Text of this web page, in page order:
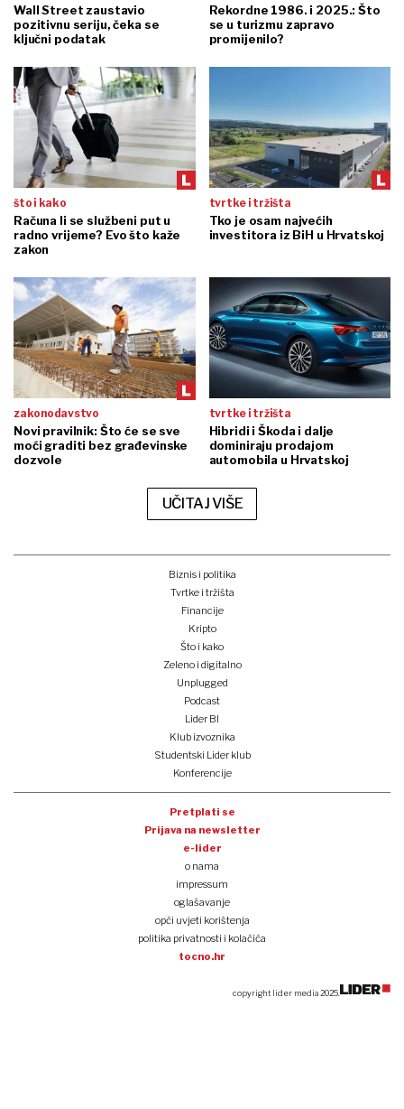
Wall Street zaustavio
pozitivnu seriju, čeka se
ključni podatak
Rekordne 1986. i 2025.: Što
se u turizmu zapravo
promijenilo?
što i kako
Računa li se službeni put u
radno vrijeme? Evo što kaže
zakon
tvrtke i tržišta
Tko je osam najvećih
investitora iz BiH u Hrvatskoj
zakonodavstvo
Novi pravilnik: Što će se sve
moći graditi bez građevinske
dozvole
tvrtke i tržišta
Hibridi i Škoda i dalje
dominiraju prodajom
automobila u Hrvatskoj
UČITAJ VIŠE
Biznis i politika
Tvrtke i tržišta
Financije
Kripto
Što i kako
Zeleno i digitalno
Unplugged
Podcast
Lider BI
Klub izvoznika
Studentski Lider klub
Konferencije
Pretplati se
Prijava na newsletter
e-lider
o nama
impressum
oglašavanje
opći uvjeti korištenja
politika privatnosti i kolačića
tocno.hr
copyright lider media 2025.